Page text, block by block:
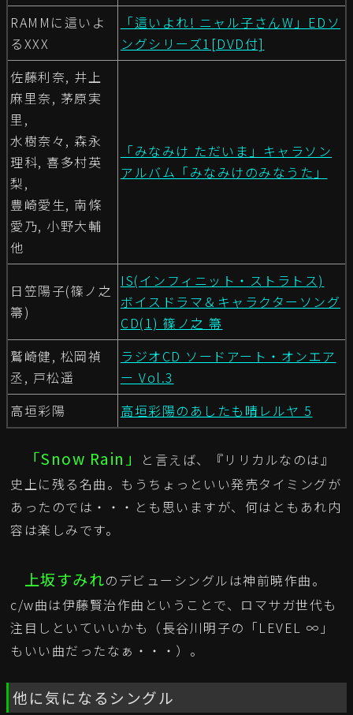
RAMMに這いよ
るXXX
「這いよれ! ニャル子さんW」EDソ
ングシリーズ1[DVD付]
佐藤利奈, 井上
麻里奈, 茅原実
里,
水樹奈々, 森永
理科, 喜多村英
梨,
豊崎愛生, 南條
愛乃, 小野大輔
他
「みなみけ ただいま」キャラソン
アルバム「みなみけのみなうた」
日笠陽子(篠ノ之
箒)
IS(インフィニット・ストラトス)
ボイスドラマ＆キャラクターソング
CD(1) 篠ノ之 箒
鷲崎健, 松岡禎
丞, 戸松遥
ラジオCD ソードアート・オンエア
ー Vol.3
高垣彩陽
高垣彩陽のあしたも晴レルヤ 5
「Snow Rain」
と言えば、『リリカルなのは』
史上に残る名曲。もうちょっといい発売タイミングが
あったのでは・・・とも思いますが、何はともあれ内
容は楽しみです。
上坂すみれのデビューシングルは神前暁作曲。
c/w曲は伊藤賢治作曲ということで、ロマサガ世代も
注目しといていいかも（長谷川明子の「LEVEL ∞」
もいい曲だったなぁ・・・）。
他に気になるシングル